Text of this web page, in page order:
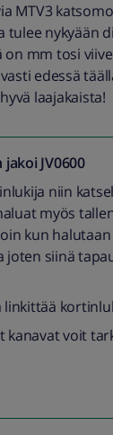
MTV3
nykyään
mm tosi
edessä
laajakaista!
jakoi JV0600
niin
myös
kun
joten siinä
kanavat voit